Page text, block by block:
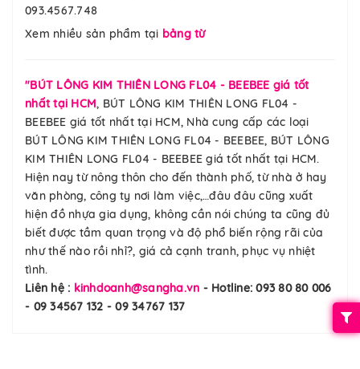
093.4567.748
Xem nhiều sản phẩm tại bảng từ
"BÚT LÔNG KIM THIÊN LONG FL04 - BEEBEE giá tốt
nhất tại HCM, BÚT LÔNG KIM THIÊN LONG FL04 -
BEEBEE giá tốt nhất tại HCM, Nhà cung cấp các loại
BÚT LÔNG KIM THIÊN LONG FL04 - BEEBEE, BÚT LÔNG
KIM THIÊN LONG FL04 - BEEBEE giá tốt nhất tại HCM.
Hiện nay từ nông thôn cho đến thành phố, từ nhà ở hay
văn phòng, công ty nơi làm việc,…đâu đâu cũng xuất
hiện đồ nhựa gia dụng, không cần nói chúng ta cũng đủ
biết được tầm quan trọng và độ phổ biến rộng rãi của
như thế nào rồi nhỉ?, giá cả cạnh tranh, phục vụ nhiệt
tình.
Liên hệ : kinhdoanh@sangha.vn - Hotline: 093 80 80 006
- 09 34567 132 - 09 34767 137